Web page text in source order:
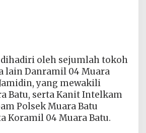
dihadiri oleh sejumlah tokoh
lain Danramil 04 Muara
yang mewakili
Batu, serta Kanit Intelkam
Polsek Muara Batu
Koramil 04 Muara Batu.